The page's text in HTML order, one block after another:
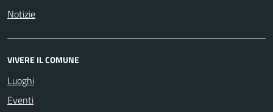
Notizie
VIVERE IL COMUNE
Luoghi
Eventi